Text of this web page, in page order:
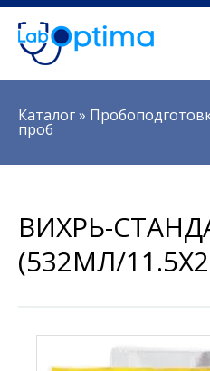
Вы здесь
Каталог»
проб
ВИХРЬ-
(532МЛ/